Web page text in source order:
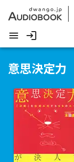
意思決定力